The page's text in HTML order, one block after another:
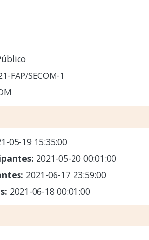
FAP/SECOM-1
05-19 15:35:00
2021-05-20 00:01:00
2021-06-17 23:59:00
2021-06-18 00:01:00